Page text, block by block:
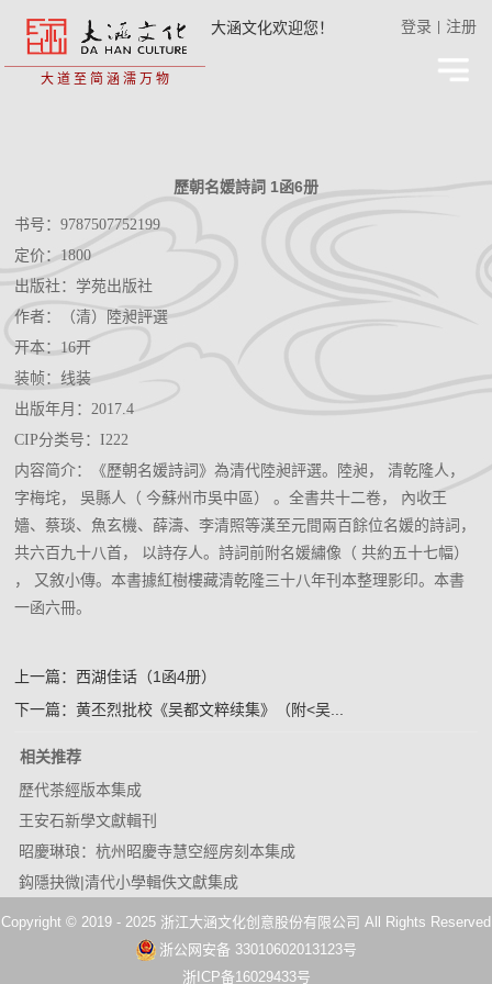
大 道 至 简 涵 濡 万 物
大涵文化欢迎您！ 登录 注册
歷朝名媛詩詞 1函6册
书号：9787507752199
定价：1800
出版社：学苑出版社
作者：（清）陸昶評選
开本：16开
装帧：线装
出版年月：2017.4
CIP分类号：I222
内容简介：《歷朝名媛詩詞》為清代陸昶評選。陸昶， 清乾隆人，
字梅垞， 吳縣人（ 今蘇州市吳中區） 。全書共十二卷， 內收王
嬙、蔡琰、魚玄機、薛濤、李清照等漢至元間兩百餘位名媛的詩詞，
共六百九十八首， 以詩存人。詩詞前附名媛繡像（ 共約五十七幅）
， 又敘小傳。本書據紅樹樓藏清乾隆三十八年刊本整理影印。本書
一函六冊。
上一篇：西湖佳话（1函4册）
下一篇：黄丕烈批校《吴都文粹续集》（附<吴...
相关推荐
歷代茶經版本集成
王安石新學文獻輯刊
昭慶琳琅：杭州昭慶寺慧空經房刻本集成
鈎隱抉微|清代小學輯佚文獻集成
中國大運河歷史文獻集成•三編（16開精裝 全40...
两浙方志经籍艺文资料汇编（16开精装 全28册）
两浙家谱文献集成•初编（16开精装 全60册）
Copyright © 2019 - 2025 浙江大涵文化创意股份有限公司 All Rights Reserved
浙公网安备 33010602013123号
浙ICP备16029433号